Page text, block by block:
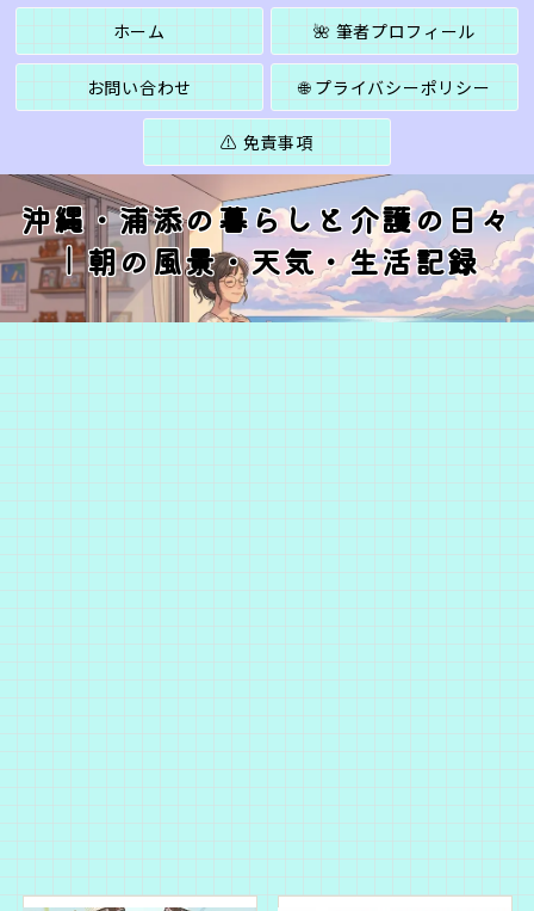
沖縄・浦添の暮らしと介護の日々
｜朝の風景・天気・生活記録
ホーム 🌺 筆者プロフィール
お問い合わせ 🌐 プライバシーポリシー
⚠️ 免責事項